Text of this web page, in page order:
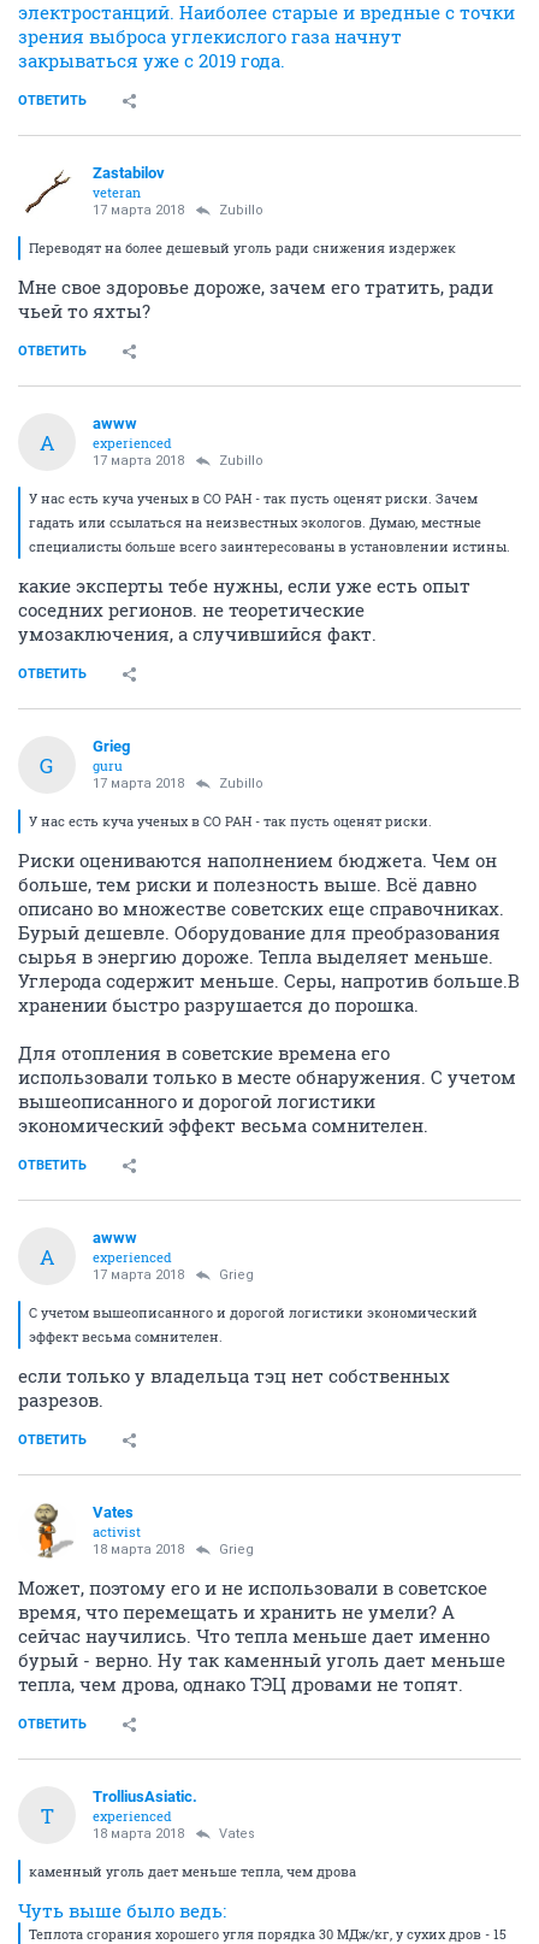
электростанций. Наиболее старые и вредные с точки
зрения выброса углекислого газа начнут
закрываться уже с 2019 года.
ОТВЕТИТЬ
Zastabilov
veteran
17 марта 2018 Zubillo
Переводят на более дешевый уголь ради снижения издержек
Мне свое здоровье дороже, зачем его тратить, ради
чьей то яхты?
ОТВЕТИТЬ
A
awww
experienced
17 марта 2018 Zubillo
У нас есть куча ученых в СО РАН - так пусть оценят риски. Зачем
гадать или ссылаться на неизвестных экологов. Думаю, местные
специалисты больше всего заинтересованы в установлении истины.
какие эксперты тебе нужны, если уже есть опыт
соседних регионов. не теоретические
умозаключения, а случившийся факт.
ОТВЕТИТЬ
G
Grieg
guru
17 марта 2018 Zubillo
У нас есть куча ученых в СО РАН - так пусть оценят риски.
Риски оцениваются наполнением бюджета. Чем он
больше, тем риски и полезность выше. Всё давно
описано во множестве советских еще справочниках.
Бурый дешевле. Оборудование для преобразования
сырья в энергию дороже. Тепла выделяет меньше.
Углерода содержит меньше. Серы, напротив больше.В
хранении быстро разрушается до порошка.
Для отопления в советские времена его
использовали только в месте обнаружения. С учетом
вышеописанного и дорогой логистики
экономический эффект весьма сомнителен.
ОТВЕТИТЬ
A
awww
experienced
17 марта 2018 Grieg
С учетом вышеописанного и дорогой логистики экономический
эффект весьма сомнителен.
если только у владельца тэц нет собственных
разрезов.
ОТВЕТИТЬ
Vates
activist
18 марта 2018 Grieg
Может, поэтому его и не использовали в советское
время, что перемещать и хранить не умели? А
сейчас научились. Что тепла меньше дает именно
бурый - верно. Ну так каменный уголь дает меньше
тепла, чем дрова, однако ТЭЦ дровами не топят.
ОТВЕТИТЬ
T
TrolliusAsiatic.
experienced
18 марта 2018 Vates
каменный уголь дает меньше тепла, чем дрова
Чуть выше было ведь:
Теплота сгорания хорошего угля порядка 30 МДж/кг, у сухих дров - 15